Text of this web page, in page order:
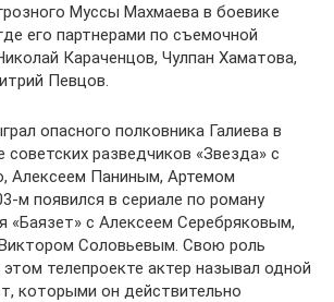
Муссы Махмаева в боевике
его партнерами по съемочной
Караченцов, Чулпан Хаматова,
Певцов.
опасного полковника Галиева в
советских разведчиков «Звезда» с
Алексеем Паниным, Артемом
м появился в сериале по роману
«Баязет» с Алексеем Серебряковым,
Соловьевым. Свою роль
этом телепроекте актер называл одной
которыми он действительно